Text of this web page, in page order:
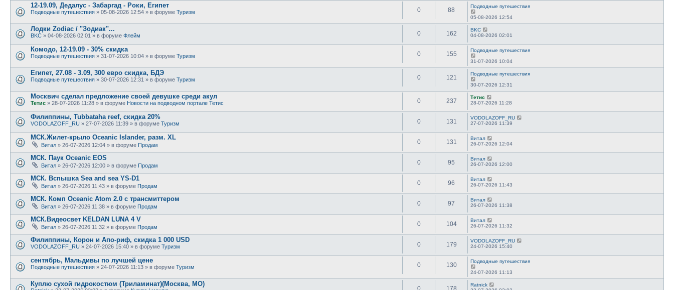
12-19.09, Дедалус - Забаргад - Роки, Египет
Подводные путешествия » 05-08-2026 12:54 » в форуме Туризм 0 88
Подводные путешествия
05-08-2026 12:54
Лодки Zodiac / "Зодиак"...
BKC » 04-08-2026 02:01 » в форуме Флейм 0 162
BKC
04-08-2026 02:01
Комодо, 12-19.09 - 30% скидка
Подводные путешествия » 31-07-2026 10:04 » в форуме Туризм 0 155
Подводные путешествия
31-07-2026 10:04
Египет, 27.08 - 3.09, 300 евро скидка, БДЭ
Подводные путешествия » 30-07-2026 12:31 » в форуме Туризм 0 121
Подводные путешествия
30-07-2026 12:31
Москвич сделал предложение своей девушке среди акул
Тетис » 28-07-2026 11:28 » в форуме Новости на подводном портале Тетис 0 237
Тетис
28-07-2026 11:28
Филиппины, Tubbataha reef, скидка 20%
VODOLAZOFF_RU » 27-07-2026 11:39 » в форуме Туризм 0 131
VODOLAZOFF_RU
27-07-2026 11:39
МСК.Жилет-крыло Oceanic Islander, разм. XL
Витал » 26-07-2026 12:04 » в форуме Продам 0 131
Витал
26-07-2026 12:04
МСК. Паук Oceanic EOS
Витал » 26-07-2026 12:00 » в форуме Продам 0 95
Витал
26-07-2026 12:00
МСК. Вспышка Sea and sea YS-D1
Витал » 26-07-2026 11:43 » в форуме Продам 0 96
Витал
26-07-2026 11:43
МСК. Комп Oceanic Atom 2.0 с трансмиттером
Витал » 26-07-2026 11:38 » в форуме Продам 0 97
Витал
26-07-2026 11:38
МСК.Видеосвет KELDAN LUNA 4 V
Витал » 26-07-2026 11:32 » в форуме Продам 0 104
Витал
26-07-2026 11:32
Филиппины, Корон и Апо-риф, скидка 1 000 USD
VODOLAZOFF_RU » 24-07-2026 15:40 » в форуме Туризм 0 179
VODOLAZOFF_RU
24-07-2026 15:40
сентябрь, Мальдивы по лучшей цене
Подводные путешествия » 24-07-2026 11:13 » в форуме Туризм 0 130
Подводные путешествия
24-07-2026 11:13
Куплю сухой гидрокостюм (Триламинат)(Москва, МО)
0 178
Ratnick